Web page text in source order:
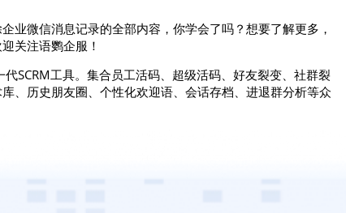
业微信消息记录的全部内容，你学会了吗？想要了解更多，
关注语鹦企服！
代SCRM工具。集合员工活码、超级活码、好友裂变、社群裂
、历史朋友圈、个性化欢迎语、会话存档、进退群分析等众